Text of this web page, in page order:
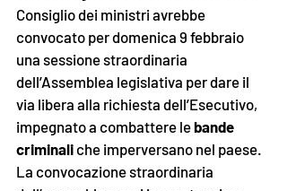
Consiglio dei ministri avrebbe
convocato per domenica 9 febbraio
una sessione straordinaria
dell’Assemblea legislativa per dare il
via libera alla richiesta dell’Esecutivo,
impegnato a combattere le bande
criminali che imperversano nel paese.
La convocazione straordinaria